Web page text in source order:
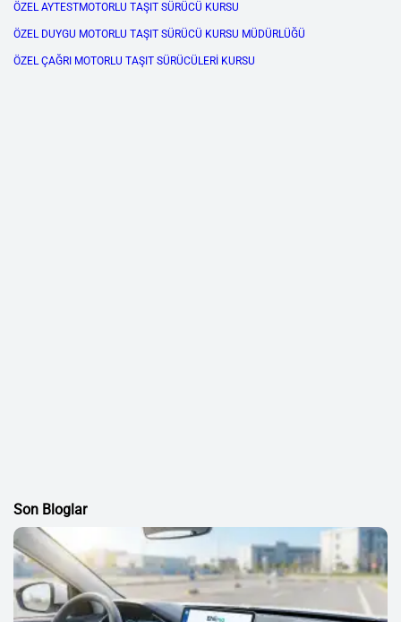
ÖZEL AYTESTMOTORLU TAŞIT SÜRÜCÜ KURSU
ÖZEL DUYGU MOTORLU TAŞIT SÜRÜCÜ KURSU MÜDÜRLÜĞÜ
ÖZEL ÇAĞRI MOTORLU TAŞIT SÜRÜCÜLERİ KURSU
Son Bloglar